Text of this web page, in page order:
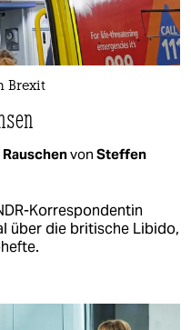
Brexit
von Steffen
Korrespondentin
über die britische Libido,